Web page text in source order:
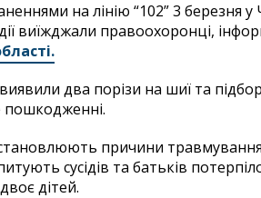
на лінію “102” 3 березня у
виїжджали правоохоронці,
два порізи на шиї та
пошкодженні.
причини
сусідів та батьків
дітей.